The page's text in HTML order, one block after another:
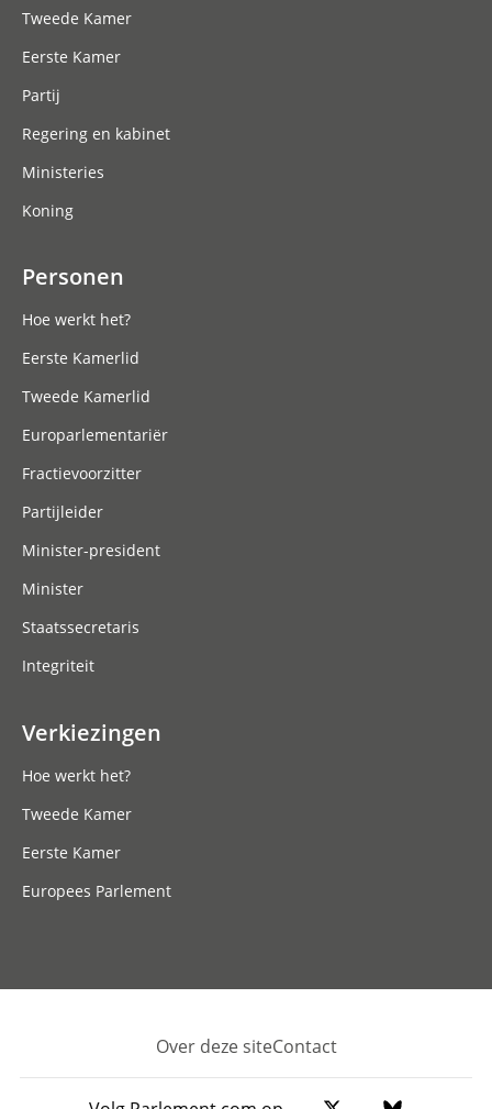
Tweede Kamer
Eerste Kamer
Partij
Regering en kabinet
Ministeries
Koning
Personen
Hoe werkt het?
Eerste Kamerlid
Tweede Kamerlid
Europarlementariër
Fractievoorzitter
Partijleider
Minister-president
Minister
Staatssecretaris
Integriteit
Verkiezingen
Hoe werkt het?
Tweede Kamer
Eerste Kamer
Europees Parlement
Footer
Over deze siteContact